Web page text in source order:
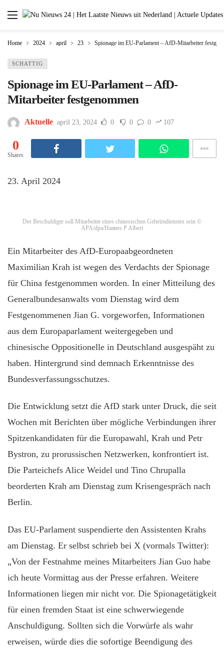
Home 2024 april 23 Spionage im EU-Parlament – AfD-Mitarbeiter
SCHATTIG
Spionage im EU-Parlament – AfD-
Mitarbeiter festgenommen
Aktuelle april 23, 2024 0 0 0 107
0
Shares
23. April 2024
Der Beschuldigte soll Mitarbeiter eines chinesischen Geheimdienstes sein ©
APA/dpa/Hannes P Albert
Ein Mitarbeiter des AfD-Europaabgeordneten
Maximilian Krah ist wegen des Verdachts der Spionage
für China festgenommen worden. In einer Mitteilung des
Generalbundesanwalts vom Dienstag wird dem
Festgenommenen Jian G. vorgeworfen, Informationen
aus dem Europaparlament weitergegeben und
chinesische Oppositionelle in Deutschland ausgespäht zu
haben. Hintergrund sind demnach Erkenntnisse des
Bundesverfassungsschutzes.
Die Entwicklung setzt die AfD stark unter Druck, die seit
Wochen mit Berichten über mögliche Verbindungen ihrer
Spitzenkandidaten für die Europawahl, Krah und Petr
Bystron, zu prorussischen Netzwerken, konfrontiert ist.
Die Parteichefs Alice Weidel und Tino Chrupalla
beorderten Krah am Dienstag zum Krisengespräch nach
Berlin.
Das EU-Parlament suspendierte den Assistenten Krahs
am Dienstag. Er selbst schrieb bei X (vormals Twitter):
„Von der Festnahme meines Mitarbeiters Jian Guo habe
ich heute Vormittag aus der Presse erfahren. Weitere
Informationen liegen mir nicht vor. Die Spionagetätigkeit
für einen fremden Staat ist eine schwerwiegende
Anschuldigung. Sollten sich die Vorwürfe als wahr
erweisen, würde dies die sofortige Beendigung des